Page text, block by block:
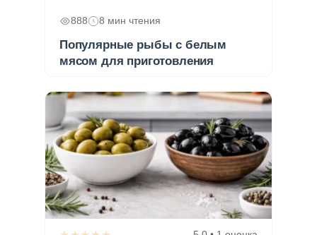
888 8 мин чтения
Популярные рыбы с белым
мясом для приготовления